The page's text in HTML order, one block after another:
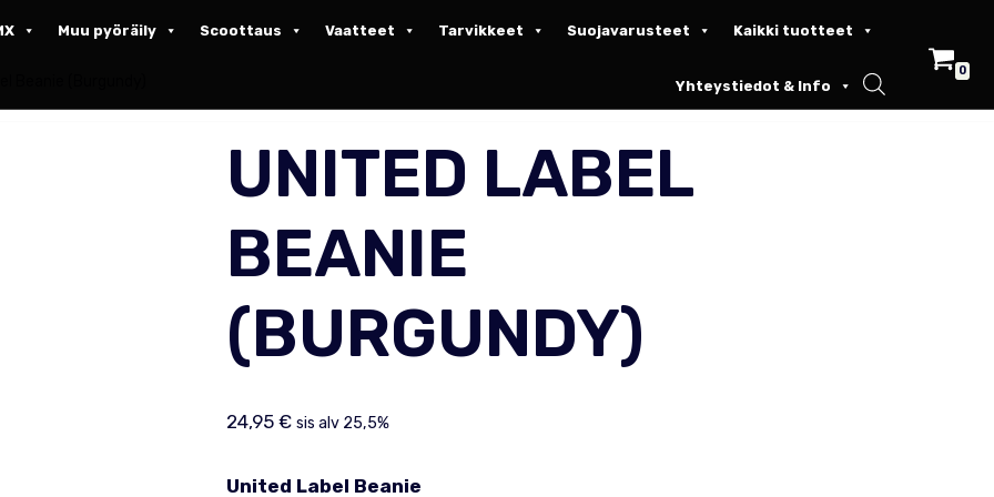
Muu pyöräily Scoottaus Vaatteet Tarvikkeet Suojavarusteet Kaikki tuotteet
Yhteystiedot & Info
0
UNITED LABEL
BEANIE
(BURGUNDY)
24,95 € sis alv 25,5%
United Label Beanie